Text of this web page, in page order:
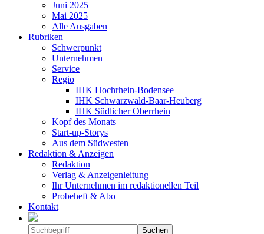
Juni 2025
Mai 2025
Alle Ausgaben
Rubriken
Schwerpunkt
Unternehmen
Service
Regio
IHK Hochrhein-Bodensee
IHK Schwarzwald-Baar-Heuberg
IHK Südlicher Oberrhein
Kopf des Monats
Start-up-Storys
Aus dem Südwesten
Redaktion & Anzeigen
Redaktion
Verlag & Anzeigenleitung
Ihr Unternehmen im redaktionellen Teil
Probeheft & Abo
Kontakt